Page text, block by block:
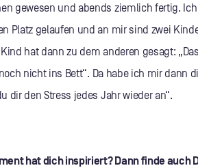
gewesen und abends ziemlich fertig.
Platz gelaufen und an mir sind zwei
hat dann zu dem anderen gesagt:
nicht ins Bett“. Da habe ich mir dann
dir den Stress jedes Jahr wieder an“.
hat dich inspiriert? Dann finde auch